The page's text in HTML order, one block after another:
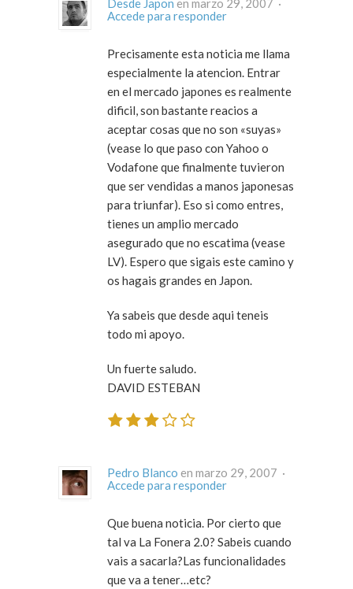
Desde Japon
en marzo 29, 2007 ·
Accede para responder
Precisamente esta noticia me llama
especialmente la atencion. Entrar
en el mercado japones es realmente
dificil, son bastante reacios a
aceptar cosas que no son «suyas»
(vease lo que paso con Yahoo o
Vodafone que finalmente tuvieron
que ser vendidas a manos japonesas
para triunfar). Eso si como entres,
tienes un amplio mercado
asegurado que no escatima (vease
LV). Espero que sigais este camino y
os hagais grandes en Japon.
Ya sabeis que desde aqui teneis
todo mi apoyo.
Un fuerte saludo.
DAVID ESTEBAN
Pedro Blanco
en marzo 29, 2007 ·
Accede para responder
Que buena noticia. Por cierto que
tal va La Fonera 2.0? Sabeis cuando
vais a sacarla?Las funcionalidades
que va a tener…etc?